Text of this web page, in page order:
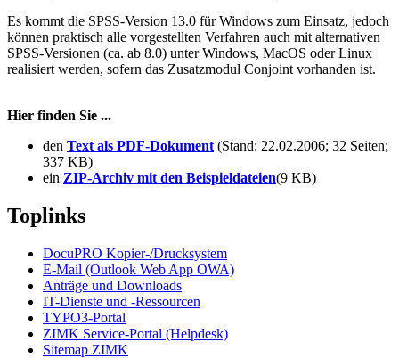
Es kommt die SPSS-Version 13.0 für Windows zum Einsatz, jedoch
können praktisch alle vorgestellten Verfahren auch mit alternativen
SPSS-Versionen (ca. ab 8.0) unter Windows, MacOS oder Linux
realisiert werden, sofern das Zusatzmodul Conjoint vorhanden ist.
Hier finden Sie ...
den Text als PDF-Dokument (Stand: 22.02.2006; 32 Seiten;
337 KB)
ein ZIP-Archiv mit den Beispieldateien(9 KB)
Toplinks
DocuPRO Kopier-/Drucksystem
E-Mail (Outlook Web App OWA)
Anträge und Downloads
IT-Dienste und -Ressourcen
TYPO3-Portal
ZIMK Service-Portal (Helpdesk)
Sitemap ZIMK